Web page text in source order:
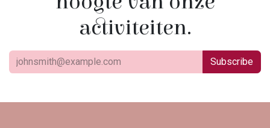
activiteiten.
Subscribe